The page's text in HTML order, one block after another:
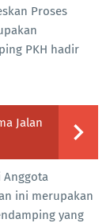
Proses
PKH hadir
Jalan
Anggota
ini merupakan
yang